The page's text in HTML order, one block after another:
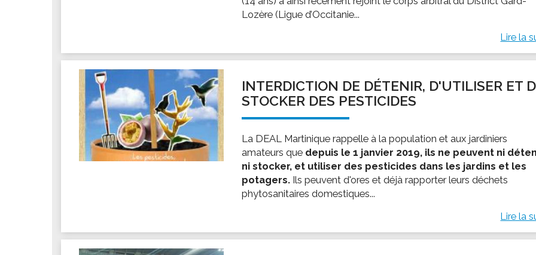
VIE PRATIQUE
Les espaces numériques
Infos baignade
Infos sargasse
Toilettes publiques
Lozère (Ligue d’Occitanie...
Lire la
INTERDICTION DE DÉTENIR, D'UTILISER ET
STOCKER DES PESTICIDES
La DEAL Martinique rappelle à la population et aux jardiniers
amateurs que depuis le 1 janvier 2019, ils ne peuvent ni
ni stocker, et utiliser des pesticides dans les jardins et les
potagers. Ils peuvent d'ores et déjà rapporter leurs déchets
phytosanitaires domestiques...
Lire la